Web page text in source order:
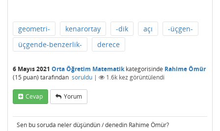
geometri- kenarortay -dik açı
-üçgen-
üçgende-benzerlik-
derece
6 Mayıs 2021 Orta Öğretim Matematikkategorisinde Rahime Ömür
(15 puan) tarafından soruldu | 1.6k kez görüntülendi
Cevap Yorum
Sen bu soruda neler düşündün / denedin Rahime Ömür?